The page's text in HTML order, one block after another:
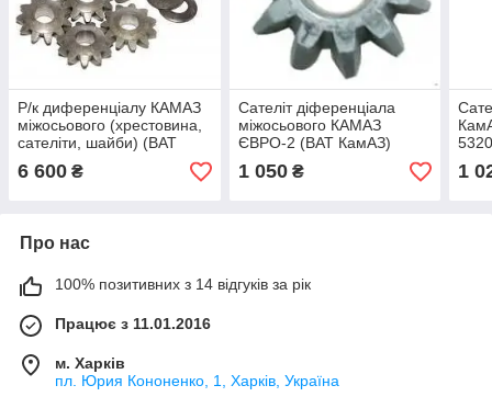
Р/к диференціалу КАМАЗ
міжосьового (хрестовина,
сателіти, шайби) (ВАТ
КамАЗ) 53205-2506081
6 600 ₴
Сателіт діференціала
міжосьового КАМАЗ
ЄВРО-2 (ВАТ КамАЗ)
6520-2506055-10
1 050₴ 1
Про нас
100% позитивних з 14 відгуків за рік
Працює з 11.01.2016
м. Харків
пл. Юрия Кононенко, 1, Харків, Україна